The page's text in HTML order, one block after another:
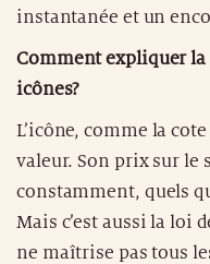
instantanée et un
Comment expliquer la
icônes?
L’icône, comme la
valeur. Son prix sur le
constamment, quels
Mais c’est aussi la loi
ne maîtrise pas tous